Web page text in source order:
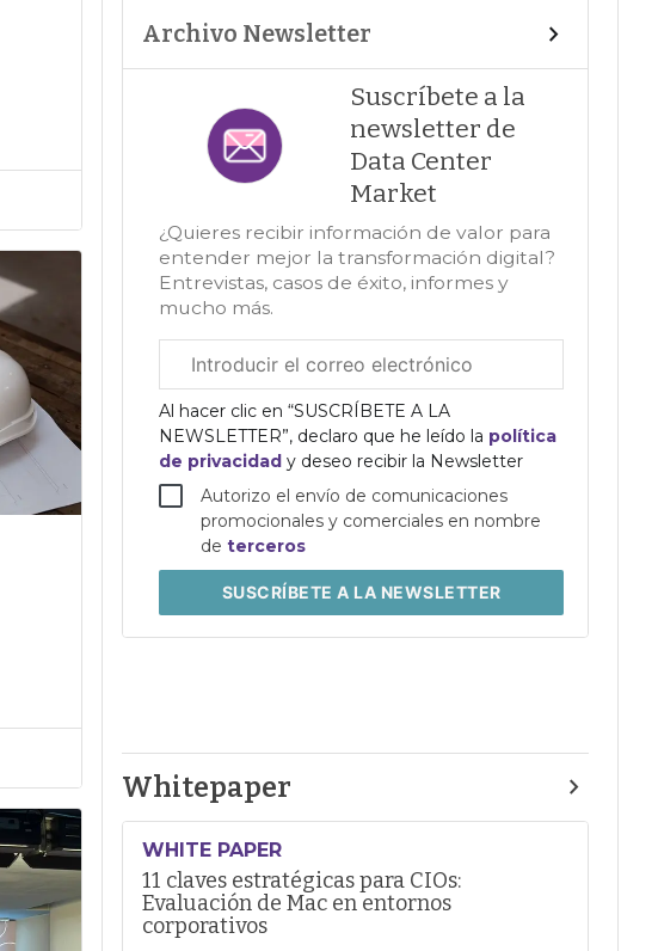
Archivo Newsletter
Suscríbete a la
newsletter de
Data Center
Market
¿Quieres recibir información de valor para
entender mejor la transformación digital?
Entrevistas, casos de éxito, informes y
mucho más.
electrónico
corporativo
Al hacer clic en “SUSCRÍBETE A LA
NEWSLETTER”, declaro que he leído la política
de privacidady deseo recibir la Newsletter
Autorizo el envío de comunicaciones
promocionales y comerciales en nombre
deterceros
SUSCRÍBETEA LA NEWSLETTER
Whitepaper
WHITE PAPER
11 claves estratégicas para CIOs:
Evaluación de Mac en entornos
corporativos